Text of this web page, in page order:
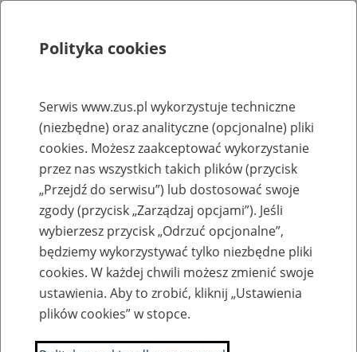
Rejestry, ewidencje i archiwa
Baza zlikwidowanych lub
przekształconych zakładów pracy
Nazwa zakładu pracy:
SZUKAJ
Polityka cookies
Serwis www.zus.pl wykorzystuje techniczne
(niezbędne) oraz analityczne (opcjonalne) pliki
cookies. Możesz zaakceptować wykorzystanie
przez nas wszystkich takich plików (przycisk
„Przejdź do serwisu”) lub dostosować swoje
zgody (przycisk „Zarządzaj opcjami”). Jeśli
wybierzesz przycisk „Odrzuć opcjonalne”,
będziemy wykorzystywać tylko niezbędne pliki
cookies. W każdej chwili możesz zmienić swoje
ustawienia. Aby to zrobić, kliknij „Ustawienia
plików cookies” w stopce.